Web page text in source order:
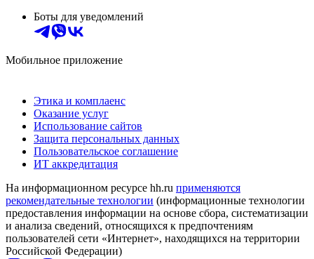
Боты для уведомлений
Мобильное приложение
Этика и комплаенс
Оказание услуг
Использование сайтов
Защита персональных данных
Пользовательское соглашение
ИТ аккредитация
На информационном ресурсе hh.ru применяются
рекомендательные технологии (информационные технологии
предоставления информации на основе сбора, систематизации
и анализа сведений, относящихся к предпочтениям
пользователей сети «Интернет», находящихся на территории
Российской Федерации)